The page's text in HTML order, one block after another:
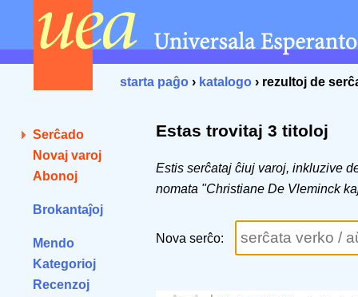
starta paĝo › katalogo › rezultoj de
Serĉado
Novaj varoj
Abonoj
Brokantaĵoj
Mendo
Kategorioj
Recenzoj
Estas trovitaj 3 titoloj
Estis serĉataj ĉiuj varoj, inkluzive
nomata "Christiane De Vleminck
Nova serĉo: